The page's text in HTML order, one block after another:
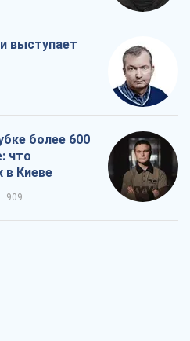
выступает
более 600
что
в Киеве
909